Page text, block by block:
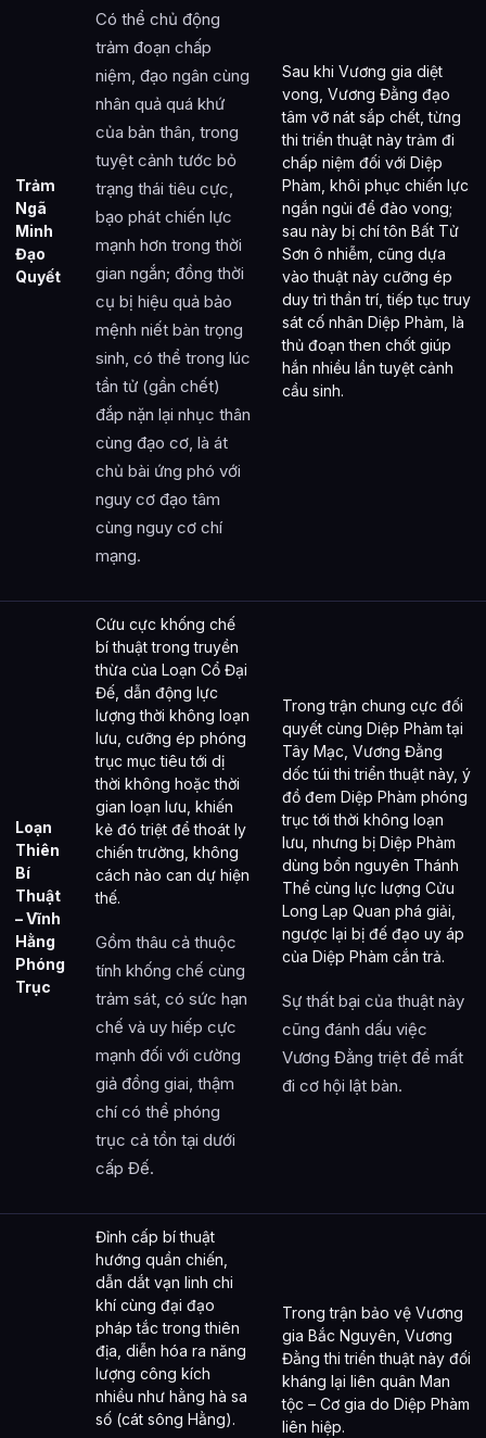
Trảm
Ngã
Minh
Đạo
Quyết
Có thể chủ động
trảm đoạn chấp
niệm, đạo ngân cùng
nhân quả quá khứ
của bản thân, trong
tuyệt cảnh tước bỏ
trạng thái tiêu cực,
bạo phát chiến lực
mạnh hơn trong thời
gian ngắn; đồng thời
cụ bị hiệu quả bảo
mệnh niết bàn trọng
sinh, có thể trong lúc
tần tử (gần chết)
đắp nặn lại nhục thân
cùng đạo cơ, là át
chủ bài ứng phó với
nguy cơ đạo tâm
cùng nguy cơ chí
mạng.
Sau khi Vương gia diệt
vong, Vương Đằng đạo
tâm vỡ nát sắp chết, từng
thi triển thuật này trảm đi
chấp niệm đối với Diệp
Phàm, khôi phục chiến lực
ngắn ngủi để đào vong;
sau này bị chí tôn Bất Tử
Sơn ô nhiễm, cũng dựa
vào thuật này cưỡng ép
duy trì thần trí, tiếp tục truy
sát cố nhân Diệp Phàm, là
thủ đoạn then chốt giúp
hắn nhiều lần tuyệt cảnh
cầu sinh.
Loạn
Thiên
Bí
Thuật
– Vĩnh
Hằng
Phóng
Trục
Cứu cực khống chế
bí thuật trong truyền
thừa của Loạn Cổ Đại
Đế, dẫn động lực
lượng thời không loạn
lưu, cưỡng ép phóng
trục mục tiêu tới dị
thời không hoặc thời
gian loạn lưu, khiến
kẻ đó triệt để thoát ly
chiến trường, không
cách nào can dự hiện
thế.
Gồm thâu cả thuộc
tính khống chế cùng
trảm sát, có sức hạn
chế và uy hiếp cực
mạnh đối với cường
giả đồng giai, thậm
chí có thể phóng
trục cả tồn tại dưới
cấp Đế.
Trong trận chung cực đối
quyết cùng Diệp Phàm tại
Tây Mạc, Vương Đằng
dốc túi thi triển thuật này, ý
đồ đem Diệp Phàm phóng
trục tới thời không loạn
lưu, nhưng bị Diệp Phàm
dùng bổn nguyên Thánh
Thể cùng lực lượng Cửu
Long Lạp Quan phá giải,
ngược lại bị đế đạo uy áp
của Diệp Phàm cắn trả.
Sự thất bại của thuật này
cũng đánh dấu việc
Vương Đằng triệt để mất
đi cơ hội lật bàn.
Đỉnh cấp bí thuật
hướng quần chiến,
dẫn dắt vạn linh chi
khí cùng đại đạo
pháp tắc trong thiên
địa, diễn hóa ra năng
lượng công kích
nhiều như hằng hà sa
số (cát sông Hằng).
Trong trận bảo vệ Vương
gia Bắc Nguyên, Vương
Đằng thi triển thuật này đối
kháng lại liên quân Man
tộc – Cơ gia do Diệp Phàm
liên hiệp.